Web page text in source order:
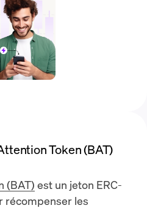
Token (BAT)
(BAT) est un jeton ERC-
récompenser les